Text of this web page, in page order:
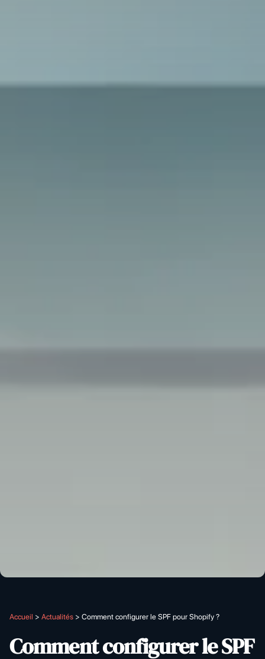
Accueil > Actualités > Comment configurer le SPF pour Shopify ?
Comment configurer le SPF